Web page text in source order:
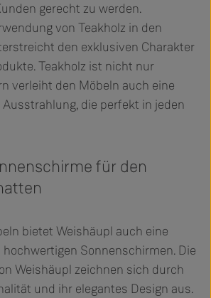
gerecht zu werden.
von Teakholz in den
den exklusiven Charakter
Teakholz ist nicht nur
verleiht den Möbeln auch eine
die perfekt in jeden
für den
bietet Weishäupl auch eine
Sonnenschirmen. Die
Weishäupl zeichnen sich durch
und ihr elegantes Design aus.